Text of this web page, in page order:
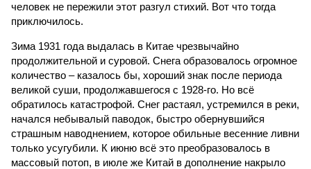
человек не пережили этот разгул стихий. Вот что тогда
приключилось.
Зима 1931 года выдалась в Китае чрезвычайно
продолжительной и суровой. Снега образовалось огромное
количество – казалось бы, хороший знак после периода
великой суши, продолжавшегося с 1928-го. Но всё
обратилось катастрофой. Снег растаял, устремился в реки,
начался небывалый паводок, быстро обернувшийся
страшным наводнением, которое обильные весенние ливни
только усугубили. К июню всё это преобразовалось в
массовый потоп, в июле же Китай в дополнение накрыло